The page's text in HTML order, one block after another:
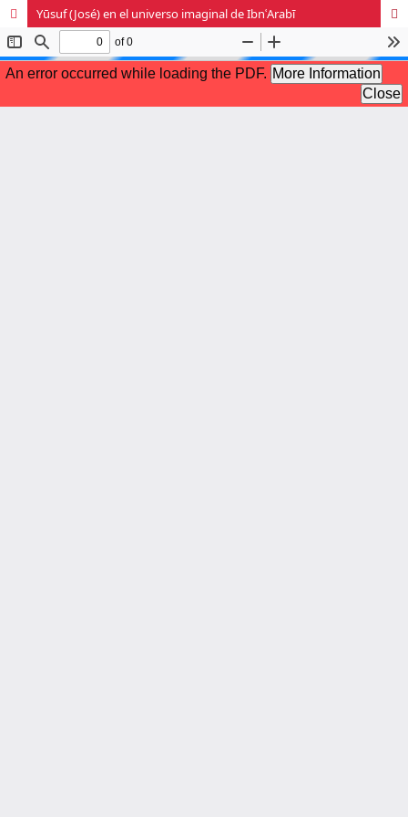
Yūsuf (José) en el universo imaginal de IbnʿArabī